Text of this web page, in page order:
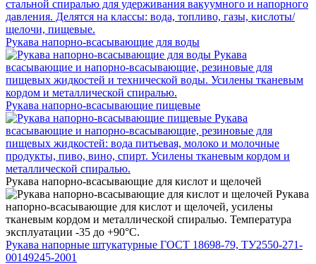
стальной спиралью для удерживания вакуумного и напорного
давления. Делятся на классы: вода, топливо, газы, кислоты/
щелочи, пищевые.
Рукава напорно-всасывающие для воды
Рукава
всасывающие и напорно-всасывающие, резиновые для
пищевых жидкостей и технической воды. Усилены тканевым
кордом и металлической спиралью.
Рукава напорно-всасывающие пищевые
Рукава
всасывающие и напорно-всасывающие, резиновые для
пищевых жидкостей: вода питьевая, молоко и молочные
продукты, пиво, вино, спирт. Усилены тканевым кордом и
металлической спиралью.
Рукава напорно-всасывающие для кислот и щелочей
Рукава
напорно-всасывающие для кислот и щелочей, усилены
тканевым кордом и металлической спиралью. Температура
эксплуатации -35 до +90°С.
Рукава напорные штукатурные ГОСТ 18698-79, ТУ2550-271-
00149245-2001